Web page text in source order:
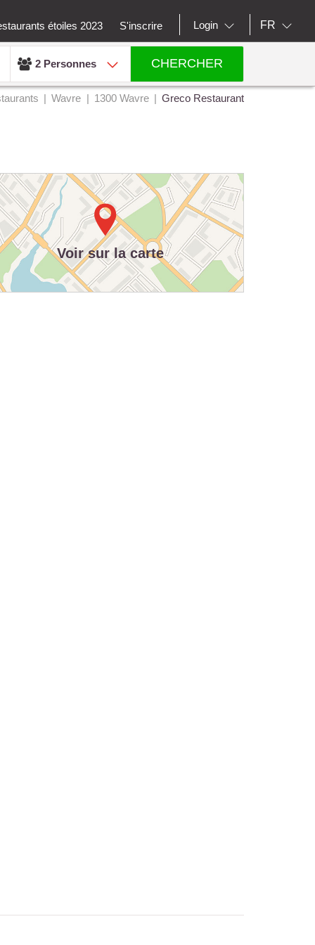
étoiles 2023 S'inscrire Login FR
2 Personnes CHERCHER
Wavre 1300 Wavre Greco Restaurant
Voir sur la carte